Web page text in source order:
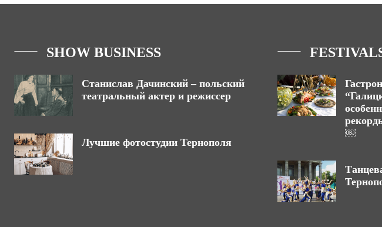
SHOW BUSINESS
Станислав Дачинский – польский
театральный актер и режиссер
Лучшие фотостудии Тернополя
￼